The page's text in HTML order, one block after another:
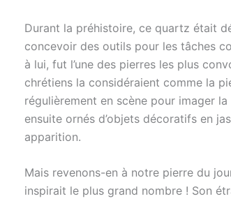
Durant la préhistoire, ce quartz était
concevoir des outils pour les tâches
à lui, fut l’une des pierres les plus
chrétiens la considéraient comme la
régulièrement en scène pour imager
ensuite ornés d’objets décoratifs en
apparition.
Mais revenons-en à notre pierre du
inspirait le plus grand nombre ! Son